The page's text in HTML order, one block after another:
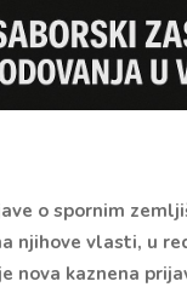
o spornim
njihove vlasti, u
nova kaznena